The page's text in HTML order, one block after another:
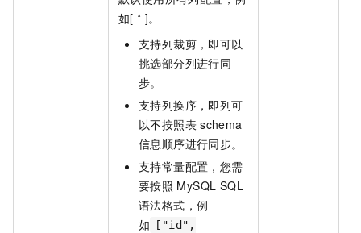
如[ * ]。
支持列裁剪，即可以
挑选部分列进行同
步。
支持列换序，即列可
以不按照表 schema
信息顺序进行同步。
支持常量配置，您需
要按照 MySQL SQL
语法格式，例
如
["id",